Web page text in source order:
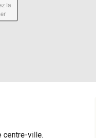
la
centre-ville.